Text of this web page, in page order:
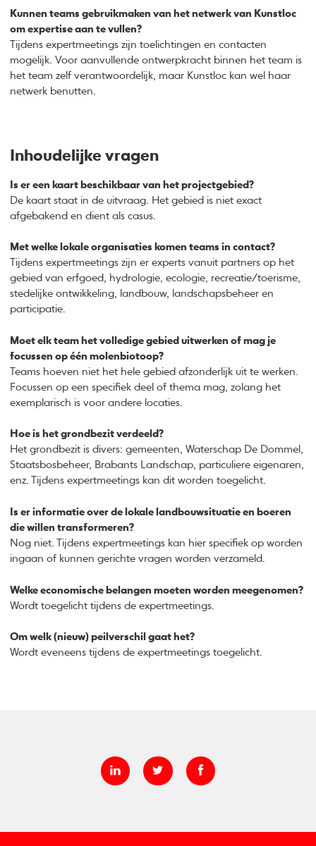
Kunnen teams gebruikmaken van het netwerk van Kunstloc
om expertise aan te vullen?
Tijdens expertmeetings zijn toelichtingen en contacten
mogelijk. Voor aanvullende ontwerpkracht binnen het team is
het team zelf verantwoordelijk, maar Kunstloc kan wel haar
netwerk benutten.
Inhoudelijke vragen
Is er een kaart beschikbaar van het projectgebied?
De kaart staat in de uitvraag. Het gebied is niet exact
afgebakend en dient als casus.
Met welke lokale organisaties komen teams in contact?
Tijdens expertmeetings zijn er experts vanuit partners op het
gebied van erfgoed, hydrologie, ecologie, recreatie/toerisme,
stedelijke ontwikkeling, landbouw, landschapsbeheer en
participatie.
Moet elk team het volledige gebied uitwerken of mag je
focussen op één molenbiotoop?
Teams hoeven niet het hele gebied afzonderlijk uit te werken.
Focussen op een specifiek deel of thema mag, zolang het
exemplarisch is voor andere locaties.
Hoe is het grondbezit verdeeld?
Het grondbezit is divers: gemeenten, Waterschap De Dommel,
Staatsbosbeheer, Brabants Landschap, particuliere eigenaren,
enz. Tijdens expertmeetings kan dit worden toegelicht.
Is er informatie over de lokale landbouwsituatie en boeren
die willen transformeren?
Nog niet. Tijdens expertmeetings kan hier specifiek op worden
ingaan of kunnen gerichte vragen worden verzameld.
Welke economische belangen moeten worden meegenomen?
Wordt toegelicht tijdens de expertmeetings.
Om welk (nieuw) peilverschil gaat het?
Wordt eveneens tijdens de expertmeetings toegelicht.